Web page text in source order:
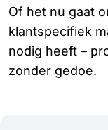
Of het nu gaat
klantspecifiek
nodig heeft –
zonder gedoe.